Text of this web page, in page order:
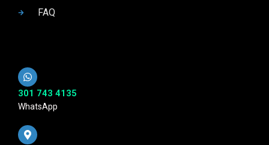
FAQ
301 743 4135
WhatsApp